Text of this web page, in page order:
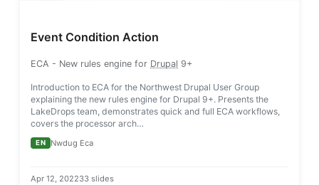
Event Condition Action
ECA - New rules engine for Drupal 9+
Introduction to ECA for the Northwest Drupal User Group
explaining the new rules engine for Drupal 9+. Presents the
LakeDrops team, demonstrates quick and full ECA workflows,
covers the processor arch…
EN Nwdug Eca
Apr 12, 202233 slides